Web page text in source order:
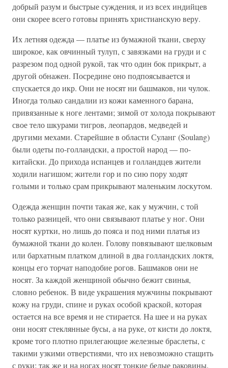
добрый разум и быстрые суждения, и из всех индийцев
они скорее всего готовы принять христианскую веру.
Их летняя одежда — платье из бумажной ткани, сверху
широкое, как овчинный тулуп, с завязками на груди и с
разрезом под одной рукой, так что один бок прикрыт, а
другой обнажен. Посредине оно подпоясывается и
спускается до икр. Они не носят ни башмаков, ни чулок.
Иногда только сандалии из кожи каменного барана,
привязанные к ноге лентами; зимой от холода покрывают
свое тело шкурами тигров, леопардов, медведей и
другими мехами. Старейшие в области Суланг (Soulang)
были одеты по-голландски, а простой народ — по-
китайски. До прихода испанцев и голландцев жители
ходили нагишом; жители гор и по сию пору ходят
голыми и только срам прикрывают маленьким лоскутом.
Одежда женщин почти такая же, как у мужчин, с той
только разницей, что они связывают платье у ног. Они
носят куртки, но лишь до пояса и под ними платья из
бумажной ткани до колен. Голову повязывают шелковым
или бархатным платком длиной в два голландских локтя,
концы его торчат наподобие рогов. Башмаков они не
носят. За каждой женщиной обычно бежит свинья,
словно ребенок. В виде украшения мужчины покрывают
кожу на груди, спине и руках особой краской, которая
остается на все время и не стирается. На шее и на руках
они носят стеклянные бусы, а на руке, от кисти до локтя,
кроме того плотно прилегающие железные браслеты, с
такими узкими отверстиями, что их невозможно стащить
с руки; так же и на ногах носят тонкие белые раковины,